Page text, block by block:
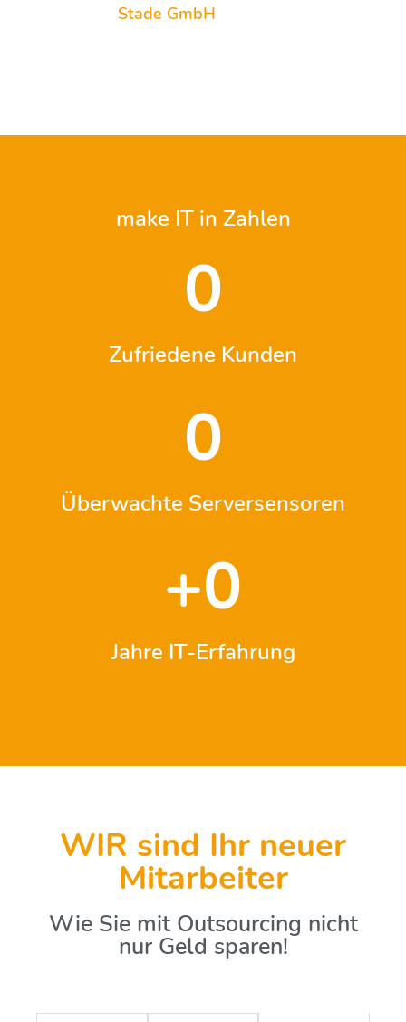
Stade GmbH
make IT in Zahlen
Zufriedene Kunden
0
Überwachte Serversensoren
0
Jahre IT-Erfahrung
+0
WIR sind Ihr neuer
Mitarbeiter
Wie Sie mit Outsourcing nicht
nur Geld sparen!